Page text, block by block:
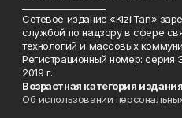
Сетевое издание «KizilTan»
службой по надзору в сфере
технологий и массовых
Регистрационный номер:
2019 г.
Возрастная категория
Об использовании